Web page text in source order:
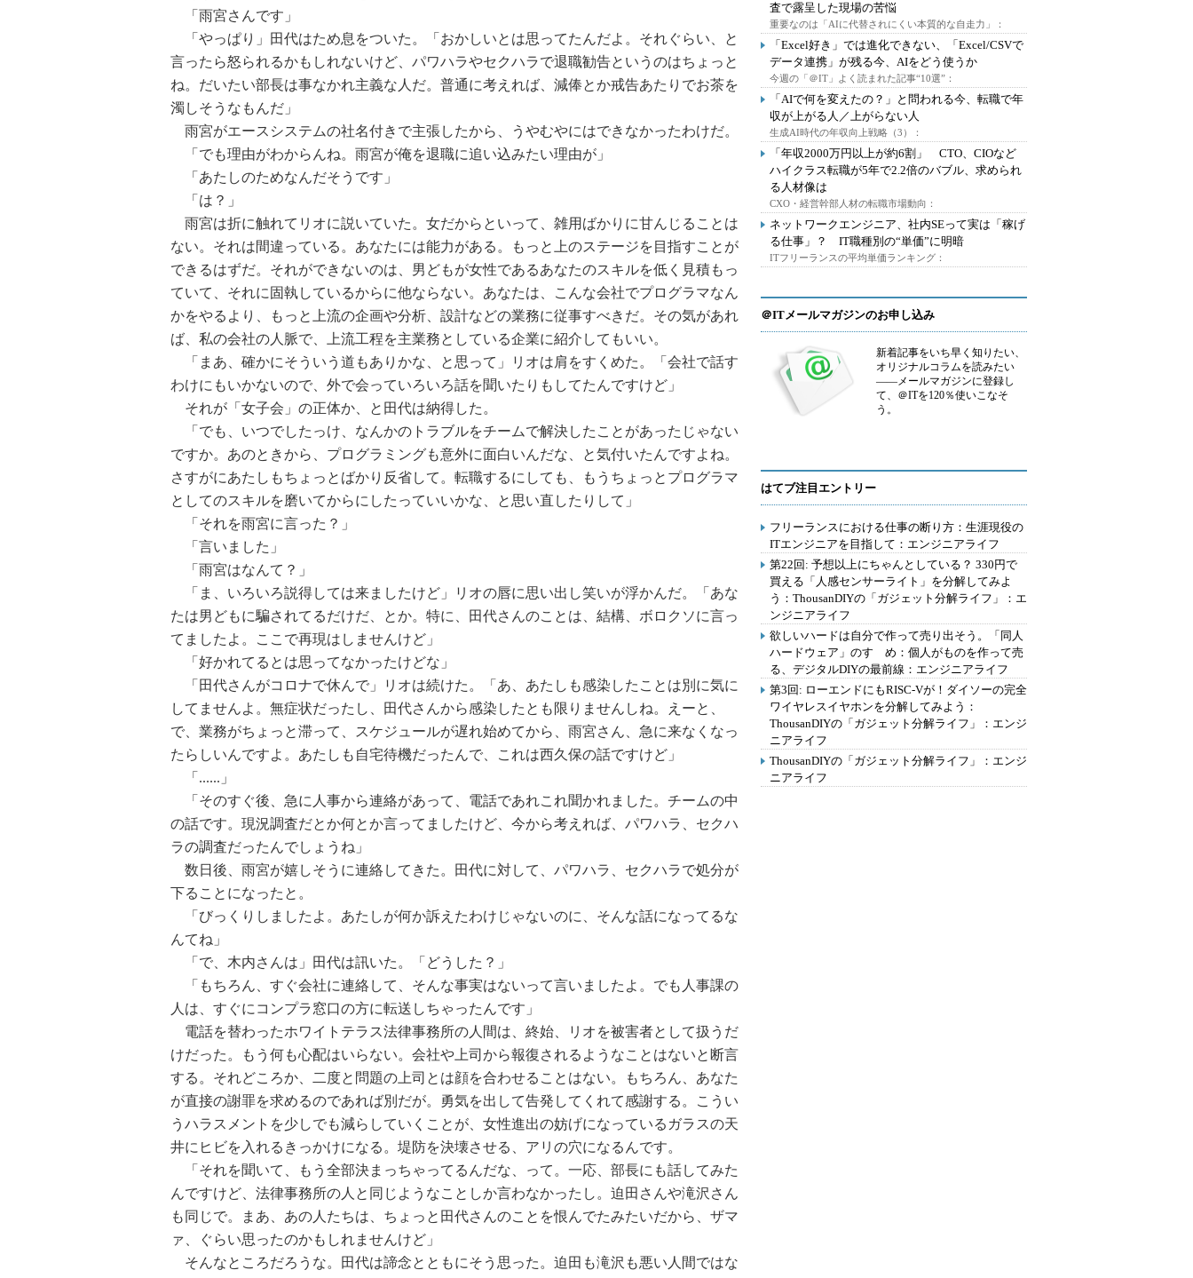
「雨宮さんです」
「やっぱり」田代はため息をついた。「おかしいとは思ってたんだよ。それぐらい、と
言ったら怒られるかもしれないけど、パワハラやセクハラで退職勧告というのはちょっと
ね。だいたい部長は事なかれ主義な人だ。普通に考えれば、減俸とか戒告あたりでお茶を
濁しそうなもんだ」
雨宮がエースシステムの社名付きで主張したから、うやむやにはできなかったわけだ。
「でも理由がわからんね。雨宮が俺を退職に追い込みたい理由が」
「あたしのためなんだそうです」
「は？」
雨宮は折に触れてリオに説いていた。女だからといって、雑用ばかりに甘んじることは
ない。それは間違っている。あなたには能力がある。もっと上のステージを目指すことが
できるはずだ。それができないのは、男どもが女性であるあなたのスキルを低く見積もっ
ていて、それに固執しているからに他ならない。あなたは、こんな会社でプログラマなん
かをやるより、もっと上流の企画や分析、設計などの業務に従事すべきだ。その気があれ
ば、私の会社の人脈で、上流工程を主業務としている企業に紹介してもいい。
「まあ、確かにそういう道もありかな、と思って」リオは肩をすくめた。「会社で話す
わけにもいかないので、外で会っていろいろ話を聞いたりもしてたんですけど」
それが「女子会」の正体か、と田代は納得した。
「でも、いつでしたっけ、なんかのトラブルをチームで解決したことがあったじゃない
ですか。あのときから、プログラミングも意外に面白いんだな、と気付いたんですよね。
さすがにあたしもちょっとばかり反省して。転職するにしても、もうちょっとプログラマ
としてのスキルを磨いてからにしたっていいかな、と思い直したりして」
「それを雨宮に言った？」
「言いました」
「雨宮はなんて？」
「ま、いろいろ説得しては来ましたけど」リオの唇に思い出し笑いが浮かんだ。「あな
たは男どもに騙されてるだけだ、とか。特に、田代さんのことは、結構、ボロクソに言っ
てましたよ。ここで再現はしませんけど」
「好かれてるとは思ってなかったけどな」
「田代さんがコロナで休んで」リオは続けた。「あ、あたしも感染したことは別に気に
してませんよ。無症状だったし、田代さんから感染したとも限りませんしね。えーと、
で、業務がちょっと滞って、スケジュールが遅れ始めてから、雨宮さん、急に来なくなっ
たらしいんですよ。あたしも自宅待機だったんで、これは西久保の話ですけど」
「......」
「そのすぐ後、急に人事から連絡があって、電話であれこれ聞かれました。チームの中
の話です。現況調査だとか何とか言ってましたけど、今から考えれば、パワハラ、セクハ
ラの調査だったんでしょうね」
数日後、雨宮が嬉しそうに連絡してきた。田代に対して、パワハラ、セクハラで処分が
下ることになったと。
「びっくりしましたよ。あたしが何か訴えたわけじゃないのに、そんな話になってるな
んてね」
「で、木内さんは」田代は訊いた。「どうした？」
「もちろん、すぐ会社に連絡して、そんな事実はないって言いましたよ。でも人事課の
人は、すぐにコンプラ窓口の方に転送しちゃったんです」
電話を替わったホワイトテラス法律事務所の人間は、終始、リオを被害者として扱うだ
けだった。もう何も心配はいらない。会社や上司から報復されるようなことはないと断言
する。それどころか、二度と問題の上司とは顔を合わせることはない。もちろん、あなた
が直接の謝罪を求めるのであれば別だが。勇気を出して告発してくれて感謝する。こうい
うハラスメントを少しでも減らしていくことが、女性進出の妨げになっているガラスの天
井にヒビを入れるきっかけになる。堤防を決壊させる、アリの穴になるんです。
「それを聞いて、もう全部決まっちゃってるんだな、って。一応、部長にも話してみた
んですけど、法律事務所の人と同じようなことしか言わなかったし。迫田さんや滝沢さん
も同じで。まあ、あの人たちは、ちょっと田代さんのことを恨んでたみたいだから、ザマ
ァ、ぐらい思ったのかもしれませんけど」
そんなところだろうな。田代は諦念とともにそう思った。迫田も滝沢も悪い人間ではな
査で露呈した現場の苦悩
重要なのは「AIに代替されにくい本質的な自走力」：
「Excel好き」では進化できない、「Excel/CSVで
データ連携」が残る今、AIをどう使うか
今週の「＠IT」よく読まれた記事“10選”：
「AIで何を変えたの？」と問われる今、転職で年
収が上がる人／上がらない人
生成AI時代の年収向上戦略（3）：
「年収2000万円以上が約6割」 CTO、CIOなど
ハイクラス転職が5年で2.2倍のバブル、求められ
る人材像は
CXO・経営幹部人材の転職市場動向：
ネットワークエンジニア、社内SEって実は「稼げ
る仕事」？ IT職種別の“単価”に明暗
ITフリーランスの平均単価ランキング：
＠ITメールマガジンのお申し込み
新着記事をいち早く知りたい、
オリジナルコラムを読みたい
――メールマガジンに登録し
て、＠ITを120％使いこなそ
う。
はてブ注目エントリー
フリーランスにおける仕事の断り方：生涯現役の
ITエンジニアを目指して：エンジニアライフ
第22回: 予想以上にちゃんとしている？ 330円で
買える「人感センサーライト」を分解してみよ
う：ThousanDIYの「ガジェット分解ライフ」：エ
ンジニアライフ
欲しいハードは自分で作って売り出そう。「同人
ハードウェア」のすゝめ：個人がものを作って売
る、デジタルDIYの最前線：エンジニアライフ
第3回: ローエンドにもRISC-Vが！ダイソーの完全
ワイヤレスイヤホンを分解してみよう：
ThousanDIYの「ガジェット分解ライフ」：エンジ
ニアライフ
ThousanDIYの「ガジェット分解ライフ」：エンジ
ニアライフ